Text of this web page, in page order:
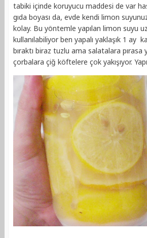
tabiki içinde koruyucu maddesi de var
gıda boyası da, evde kendi limon
kolay. Bu yöntemle yapılan limon suyu
kullanılabiliyor ben yapalı yaklaşık 1 ay
bıraktı biraz tuzlu ama salatalara pırasa
çorbalara çiğ köftelere çok yakışıyor.